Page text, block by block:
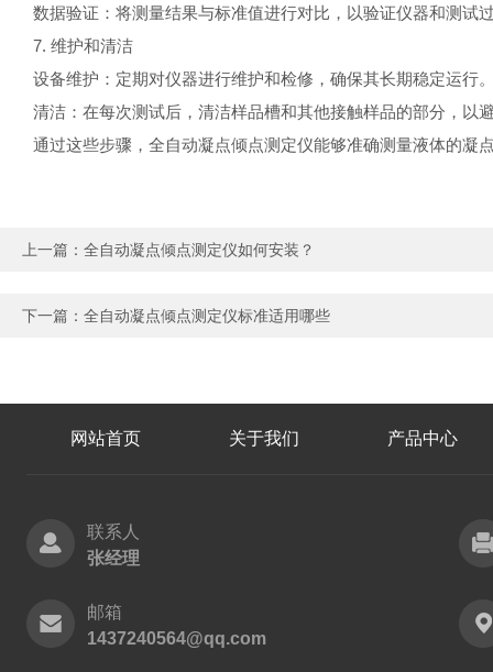
数据验证：将测量结果与标准值进行对比，以验证仪器和测试
7. 维护和清洁
设备维护：定期对仪器进行维护和检修，确保其长期稳定运行
清洁：在每次测试后，清洁样品槽和其他接触样品的部分，以
通过这些步骤，全自动凝点倾点测定仪能够准确测量液体的凝
上一篇： 全自动凝点倾点测定仪如何安装？
下一篇： 全自动凝点倾点测定仪标准适用哪些
网站首页 关于我们 产品中心
联系人
张经理
邮箱
1437240564@qq.com